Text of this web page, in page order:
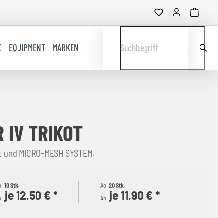
EQUIPMENT MARKEN Suchbegriff
IV TRIKOT
MICRO-MESH SYSTEM.
10 Stk.
je 12,50 € *
Ab 20 Stk.
Ab je 11,90 € *